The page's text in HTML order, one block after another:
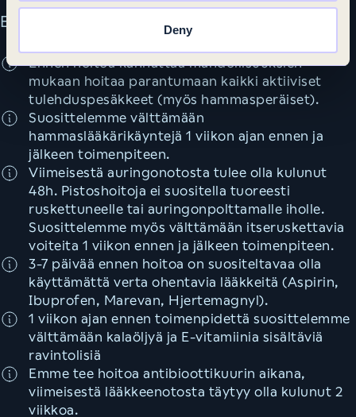
Deny
Ennen toimenpidettä
Ennen hoitoa kannattaa mahdollisuuksien
mukaan hoitaa parantumaan kaikki aktiiviset
tulehduspesäkkeet (myös hammasperäiset).
Suosittelemme välttämään
hammaslääkärikäyntejä 1 viikon ajan ennen ja
jälkeen toimenpiteen.
Viimeisestä auringonotosta tulee olla kulunut
48h. Pistoshoitoja ei suositella tuoreesti
ruskettuneelle tai auringonpolttamalle iholle.
Suosittelemme myös välttämään itseruskettavia
voiteita 1 viikon ennen ja jälkeen toimenpiteen.
3-7 päivää ennen hoitoa on suositeltavaa olla
käyttämättä verta ohentavia lääkkeitä (Aspirin,
Ibuprofen, Marevan, Hjertemagnyl).
1 viikon ajan ennen toimenpidettä suosittelemme
välttämään kalaöljyä ja E-vitamiinia sisältäviä
ravintolisiä
Emme tee hoitoa antibioottikuurin aikana,
viimeisestä lääkkeenotosta täytyy olla kulunut 2
viikkoa.